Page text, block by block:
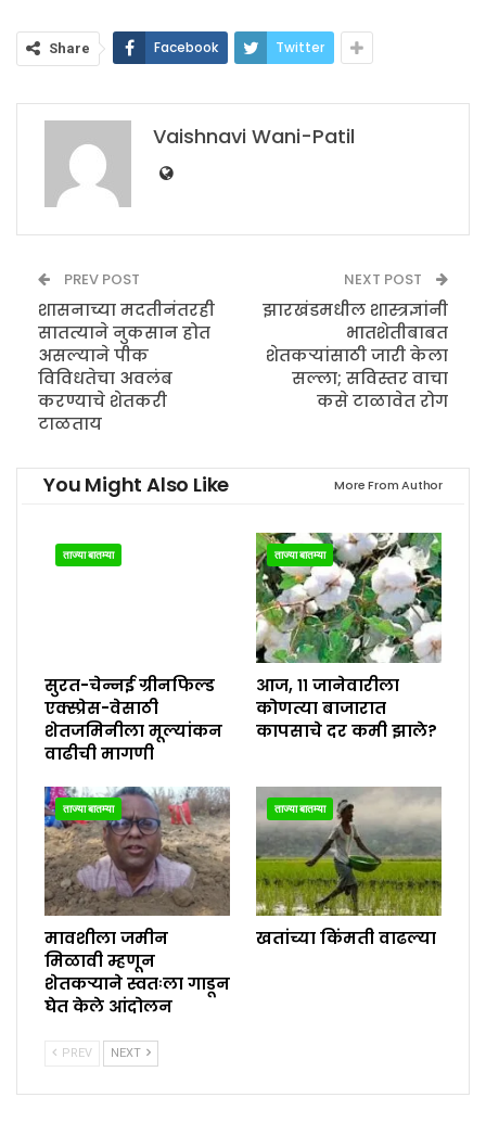
Share Facebook Twitter
Vaishnavi Wani-Patil
PREV POST
शासनाच्या मदतीनंतरही
सातत्याने नुकसान होत
असल्याने पीक
विविधतेचा अवलंब
करण्याचे शेतकरी
टाळताय
NEXT POST
झारखंडमधील शास्त्रज्ञांनी
भातशेतीबाबत
शेतकऱ्यांसाठी जारी केला
सल्ला; सविस्तर वाचा
कसे टाळावेत रोग
You Might Also Like More From Author
ताज्या बातम्या
सुरत-चेन्नई ग्रीनफिल्ड
एक्स्प्रेस-वेसाठी
शेतजमिनीला मूल्यांकन
वाढीची मागणी
ताज्या बातम्या
आज, ११ जानेवारीला
कोणत्या बाजारात
कापसाचे दर कमी झाले?
ताज्या बातम्या
मावशीला जमीन
मिळावी म्हणून
शेतकऱ्याने स्वतःला गाडून
घेत केले आंदोलन
ताज्या बातम्या
खतांच्या किंमती वाढल्या
PREV NEXT